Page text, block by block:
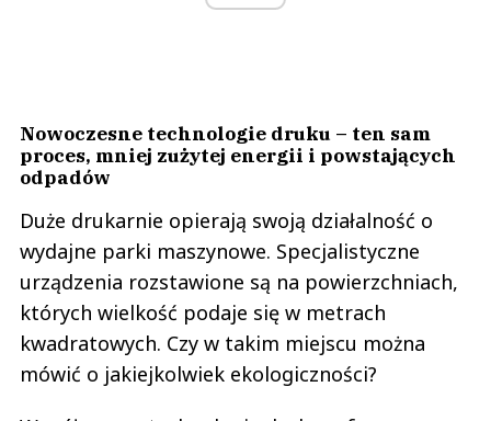
Nowoczesne technologie druku – ten sam
proces, mniej zużytej energii i powstających
odpadów
Duże drukarnie opierają swoją działalność o
wydajne parki maszynowe. Specjalistyczne
urządzenia rozstawione są na powierzchniach,
których wielkość podaje się w metrach
kwadratowych. Czy w takim miejscu można
mówić o jakiejkolwiek ekologiczności?